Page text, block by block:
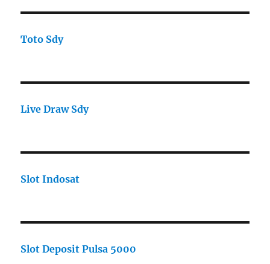
Toto Sdy
Live Draw Sdy
Slot Indosat
Slot Deposit Pulsa 5000